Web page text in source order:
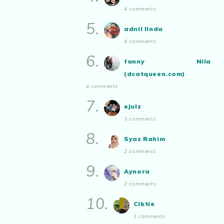
4 comments
5. adnil linda
4 comments
6.
fanny Nila
(dcatqueen.com)
4 comments
7. ejulz
3 comments
8. Syaz Rahim
2 comments
9. Aynora
2 comments
10. Ciktie
1 comments